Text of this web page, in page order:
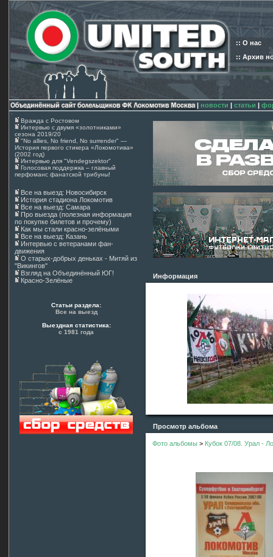
:: О нас
:: Архив
| новости | статьи |
Вражда с Ростовом
Интервью с двумя «золотниками»
сезона 2019/20
"No allies, No friend, No surrender" —
История первого стикера «Локомотива»
(2002 год)
Интервью для "Vendegszektor"
Голосовая поддержка – главный
перфоманс фанатской трибуны!
Все на выезд: Новосибирск
История стадиона Локомотив
Все на выезд: Самара
Про выезда (полезная информация
по покупке билетов и прочему)
Как мы стали красно-зелёными
Все на выезд: Казань
Интервью с ветеранами фан-
движения
О старых-добрых деньках - Митяй из
"Викингов"
Взгляд на Объединённый ЮГ!
Красно-Зелёные
Статьи раздела:
Все на выезд
Выездная статистика:
с 1981 года
Информация
Просмотр альбома
Фото альбомы > Кубок 07/08. Урал -